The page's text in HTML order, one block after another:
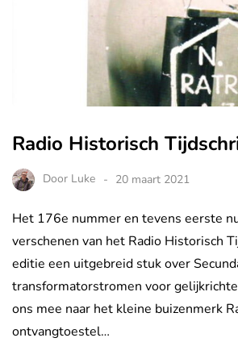
Radio Historisch
Door Luke 20 maart 2021
Het 176e nummer en tevens eerste
verschenen van het Radio Historisch
editie een uitgebreid stuk over
transformatorstromen voor
ons mee naar het kleine buizenmerk
ontvangtoestel…